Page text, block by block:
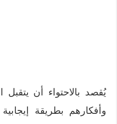
يُقصد بالاحتواء أن
وأفكارهم بطريقة